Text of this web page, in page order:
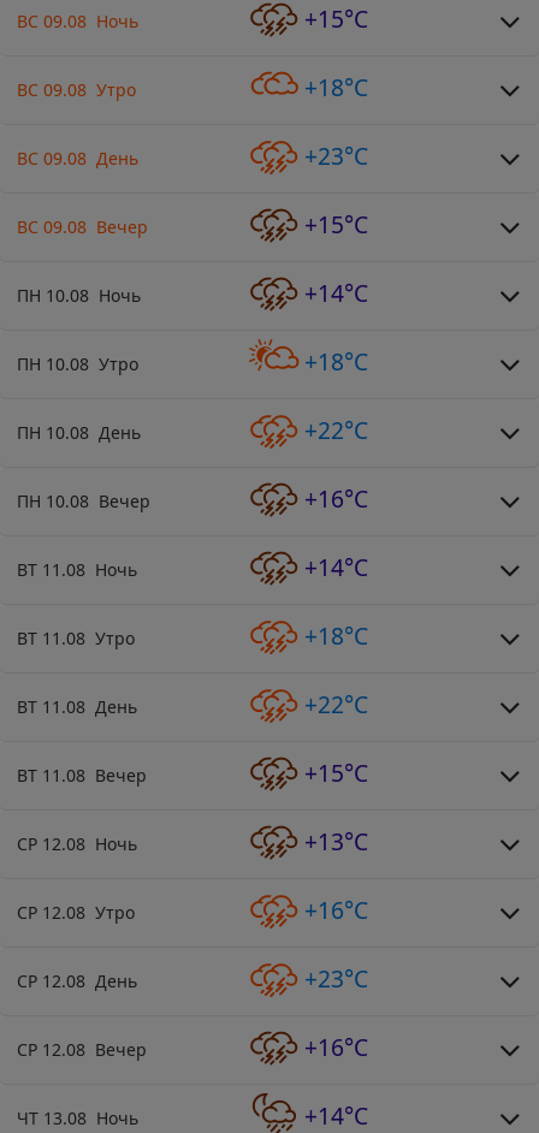
ВС 09.08 Ночь +15°C
ВС 09.08 Утро +18°C
ВС 09.08 День +23°C
ВС 09.08 Вечер +15°C
ПН 10.08 Ночь +14°C
ПН 10.08 Утро +18°C
ПН 10.08 День +22°C
ПН 10.08 Вечер +16°C
ВТ 11.08 Ночь +14°C
ВТ 11.08 Утро +18°C
ВТ 11.08 День +22°C
ВТ 11.08 Вечер +15°C
СР 12.08 Ночь +13°C
СР 12.08 Утро +16°C
СР 12.08 День +23°C
СР 12.08 Вечер +16°C
ЧТ 13.08 Ночь +14°C